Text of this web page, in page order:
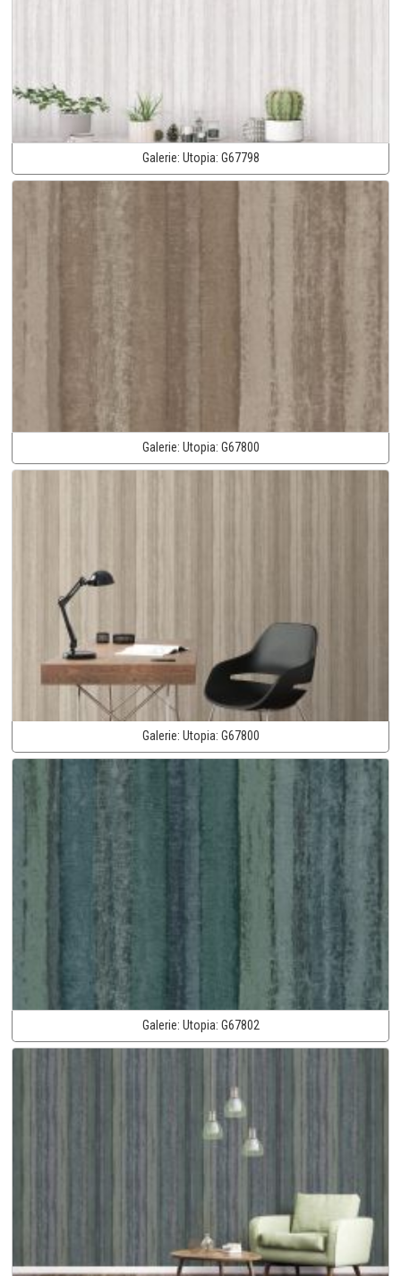
Galerie: Utopia: G67798
Galerie: Utopia: G67800
Galerie: Utopia: G67800
Galerie: Utopia: G67802